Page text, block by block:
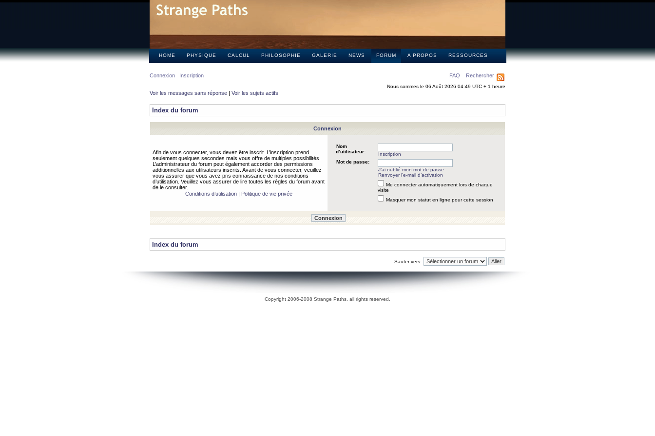
HOME PHYSIQUE CALCUL PHILOSOPHIE GALERIE NEWS FORUM A PROPOS RESSOURCES
FAQ Rechercher
Connexion Inscription
Nous sommes le 06 Août 2026 04:49 UTC + 1 heure
Voir les messages sans réponse | Voir les sujets actifs
Index du forum
Connexion
Afin de vous connecter, vous devez être inscrit. L’inscription prend
seulement quelques secondes mais vous offre de multiples possibilités.
L’administrateur du forum peut également accorder des permissions
additionnelles aux utilisateurs inscrits. Avant de vous connecter, veuillez
vous assurer que vous avez pris connaissance de nos conditions
d’utilisation. Veuillez vous assurer de lire toutes les règles du forum avant
de le consulter.
Conditions d’utilisation| Politique de vie privée
Nom
d’utilisateur:
Inscription
Mot de passe:
J’ai oublié mon mot de passe
Renvoyer l’e-mail d’activation
Me connecter automatiquement lors de chaque
visite
Masquer mon statut en ligne pour cette session
Index du forum
Sauter vers:
Copyright 2006-2008 Strange Paths, all rights reserved.